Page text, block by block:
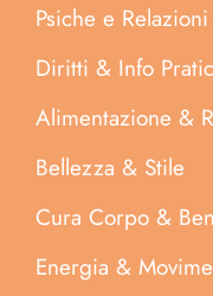
Psiche e Relazioni
Diritti & Info
Alimentazione &
Bellezza & Stile
Cura Corpo &
Energia &